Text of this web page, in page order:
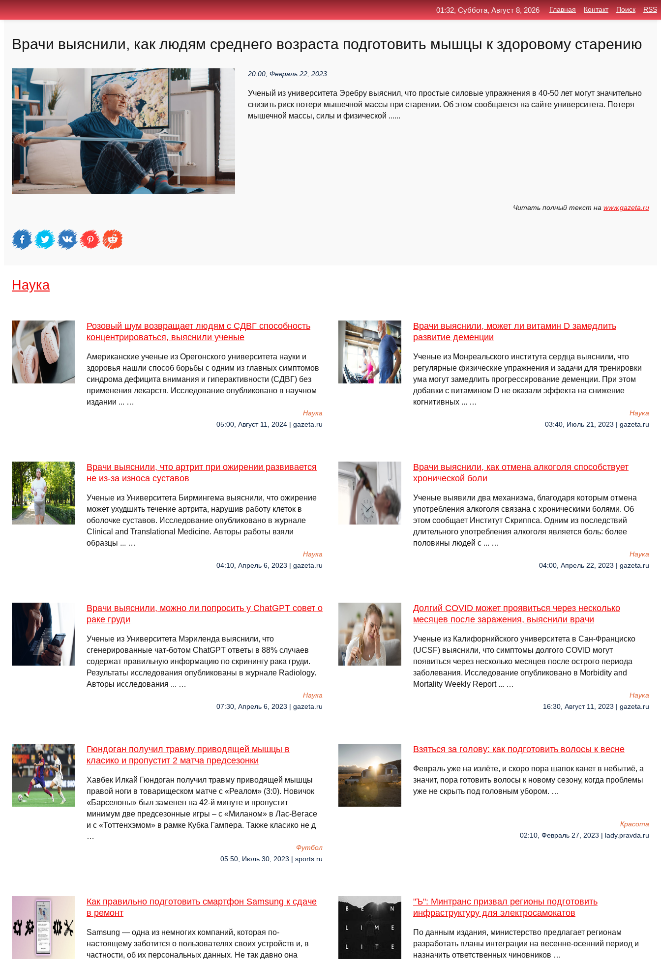
Врачи выяснили, как людям среднего возраста подготовить мышцы к здоровому старению
20:00, Февраль 22, 2023
Ученый из университета Эребру выяснил, что простые силовые упражнения в 40-50 лет могут значительно
снизить риск потери мышечной массы при старении. Об этом сообщается на сайте университета. Потеря
мышечной массы, силы и физической ......
Читать полный текст на www.gazeta.ru
Наука
Розовый шум возвращает людям с СДВГ способность
концентрироваться, выяснили ученые
Американские ученые из Орегонского университета науки и
здоровья нашли способ борьбы с одним из главных симптомов
синдрома дефицита внимания и гиперактивности (СДВГ) без
применения лекарств. Исследование опубликовано в научном
издании ... …
Наука
05:00, Август 11, 2024 | gazeta.ru
Врачи выяснили, может ли витамин D замедлить
развитие деменции
Ученые из Монреальского института сердца выяснили, что
регулярные физические упражнения и задачи для тренировки
ума могут замедлить прогрессирование деменции. При этом
добавки с витамином D не оказали эффекта на снижение
когнитивных ... …
Наука
03:40, Июль 21, 2023 | gazeta.ru
Врачи выяснили, что артрит при ожирении развивается
не из-за износа суставов
Ученые из Университета Бирмингема выяснили, что ожирение
может ухудшить течение артрита, нарушив работу клеток в
оболочке суставов. Исследование опубликовано в журнале
Clinical and Translational Medicine. Авторы работы взяли
образцы ... …
Наука
04:10, Апрель 6, 2023 | gazeta.ru
Врачи выяснили, как отмена алкоголя способствует
хронической боли
Ученые выявили два механизма, благодаря которым отмена
употребления алкоголя связана с хроническими болями. Об
этом сообщает Институт Скриппса. Одним из последствий
длительного употребления алкоголя является боль: более
половины людей с ... …
Наука
04:00, Апрель 22, 2023 | gazeta.ru
Врачи выяснили, можно ли попросить у ChatGPT совет о
раке груди
Ученые из Университета Мэриленда выяснили, что
сгенерированные чат-ботом ChatGPT ответы в 88% случаев
содержат правильную информацию по скринингу рака груди.
Результаты исследования опубликованы в журнале Radiology.
Авторы исследования ... …
Наука
07:30, Апрель 6, 2023 | gazeta.ru
Долгий COVID может проявиться через несколько
месяцев после заражения, выяснили врачи
Ученые из Калифорнийского университета в Сан-Франциско
(UCSF) выяснили, что симптомы долгого COVID могут
появиться через несколько месяцев после острого периода
заболевания. Исследование опубликовано в Morbidity and
Mortality Weekly Report ... …
Наука
16:30, Август 11, 2023 | gazeta.ru
Гюндоган получил травму приводящей мышцы в
класико и пропустит 2 матча предсезонки
Хавбек Илкай Гюндоган получил травму приводящей мышцы
правой ноги в товарищеском матче с «Реалом» (3:0). Новичок
«Барселоны» был заменен на 42-й минуте и пропустит
минимум две предсезонные игры – с «Миланом» в Лас-Вегасе
и с «Тоттенхэмом» в рамке Кубка Гампера. Также класико не д
…
Футбол
05:50, Июль 30, 2023 | sports.ru
Взяться за голову: как подготовить волосы к весне
Февраль уже на излёте, и скоро пора шапок канет в небытиё, а
значит, пора готовить волосы к новому сезону, когда проблемы
уже не скрыть под головным убором. …
Красота
02:10, Февраль 27, 2023 | lady.pravda.ru
Как правильно подготовить смартфон Samsung к сдаче
в ремонт
Samsung — одна из немногих компаний, которая по-
настоящему заботится о пользователях своих устройств и, в
частности, об их персональных данных. Не так давно она
"Ъ": Минтранс призвал регионы подготовить
инфраструктуру для электросамокатов
По данным издания, министерство предлагает регионам
разработать планы интеграции на весенне-осенний период и
назначить ответственных чиновников …
01:32, Суббота, Август 8, 2026 Главная Контакт Поиск RSS